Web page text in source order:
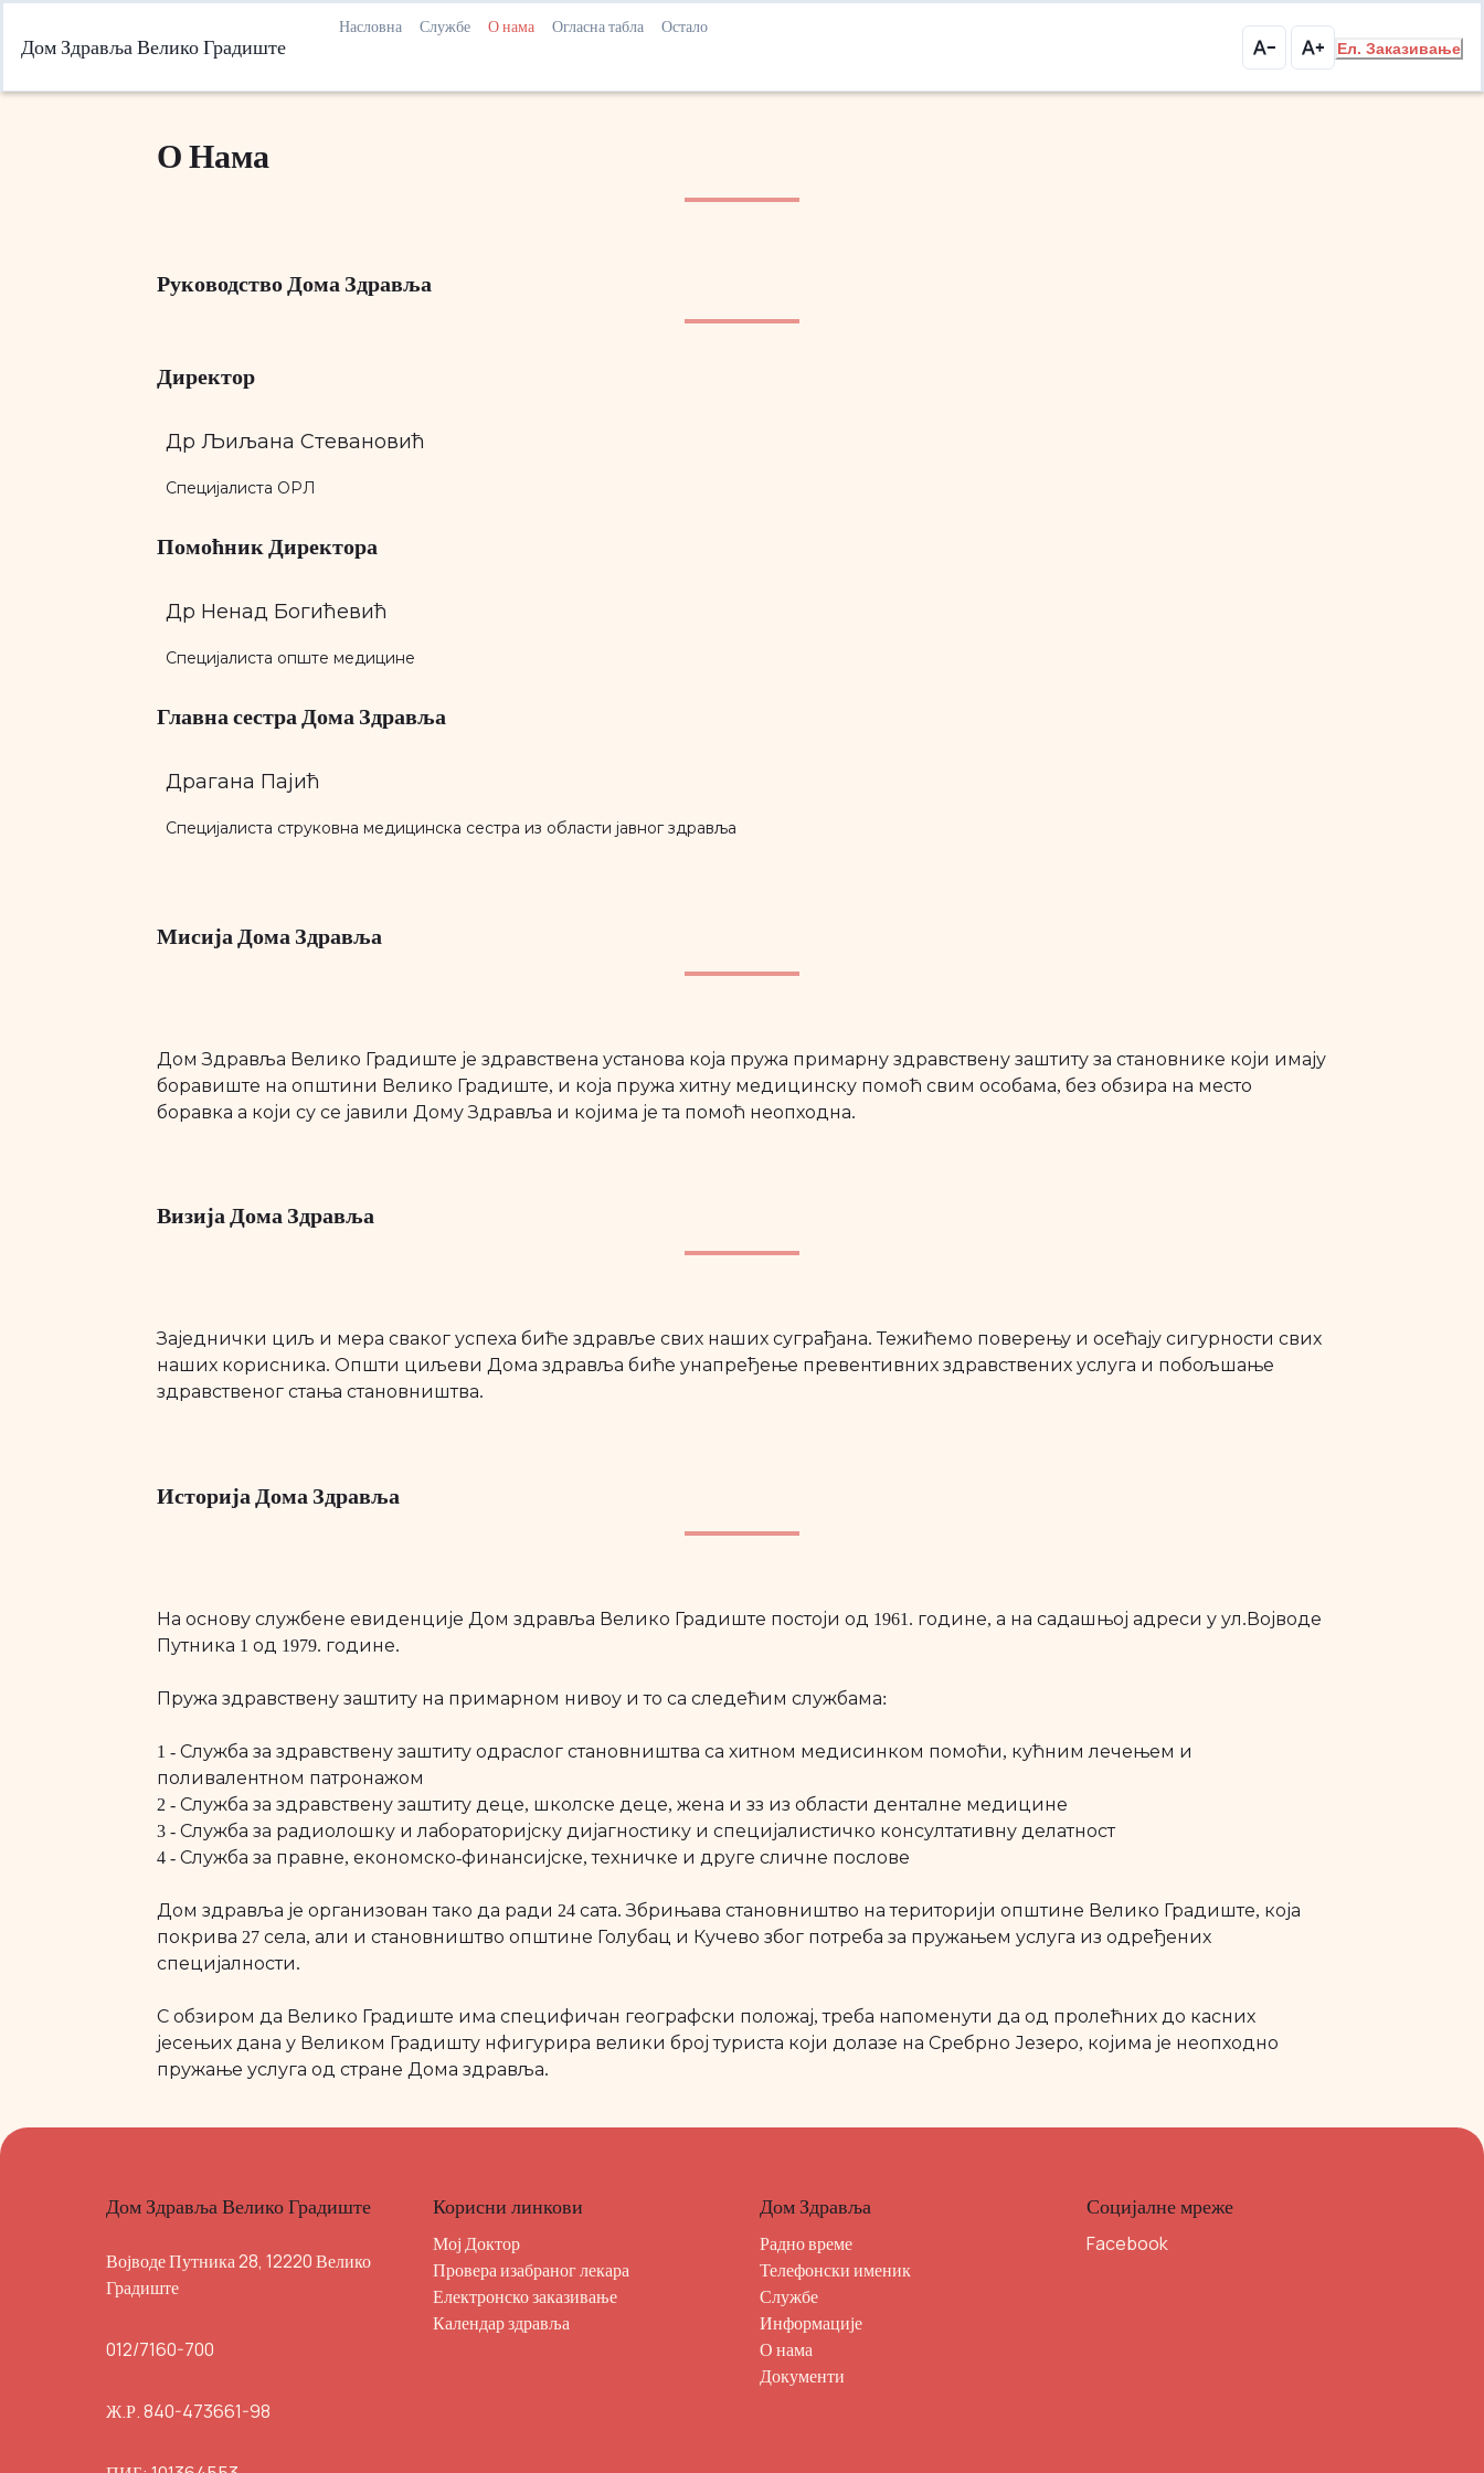
Дом Здравља Велико Градиште
Насловна Службе О нама Огласна табла Остало
Ел. Заказивање
О Нама
Руководство Дома Здравља
Директор
Др Љиљана Стевановић
Специјалиста ОРЛ
Помоћник Директора
Др Ненад Богићевић
Специјалиста опште медицине
Главна сестра Дома Здравља
Драгана Пајић
Специјалиста струковна медицинска сестра из области јавног здравља
Мисија Дома Здравља
Дом Здравља Велико Градиште је здравствена установа која пружа примарну здравствену заштиту за становнике који имају
боравиште на општини Велико Градиште, и која пружа хитну медицинску помоћ свим особама, без обзира на место
боравка а који су се јавили Дому Здравља и којима је та помоћ неопходна.
Визија Дома Здравља
Заједнички циљ и мера сваког успеха биће здравље свих наших суграђана. Тежићемо поверењу и осећају сигурности свих
наших корисника. Општи циљеви Дома здравља биће унапређење превентивних здравствених услуга и побољшање
здравственог стања становништва.
Историја Дома Здравља
На основу службене евиденције Дом здравља Велико Градиште постоји од 1961. године, а на садашњој адреси у ул.Војводе
Путника 1 од 1979. године.
Пружа здравствену заштиту на примарном нивоу и то са следећим службама:
1 - Служба за здравствену заштиту одраслог становништва са хитном медисинком помоћи, кућним лечењем и
поливалентном патронажом
2 - Служба за здравствену заштиту деце, школске деце, жена и зз из области денталне медицине
3 - Служба за радиолошку и лабораторијску дијагностику и специјалистичко консултативну делатност
4 - Служба за правне, економско-финансијске, техничке и друге сличне послове
Дом здравља је организован тако да ради 24 сата. Збрињава становништво на територији општине Велико Градиште, која
покрива 27 села, али и становништво општине Голубац и Кучево због потреба за пружањем услуга из одређених
специјалности.
С обзиром да Велико Градиште има специфичан географски положај, треба напоменути да од пролећних до касних
јесењих дана у Великом Градишту нфигурира велики број туриста који долазе на Сребрно Језеро, којима је неопходно
пружање услуга од стране Дома здравља.
Дом Здравља Велико Градиште
Војводе Путника 28, 12220 Велико
Градиште
012/7160-700
Ж.Р. 840-473661-98
Корисни линкови
Мој Доктор
Провера изабраног лекара
Електронско заказивање
Календар здравља
Дом Здравља
Радно време
Телефонски именик
Службе
Информације
О нама
Документи
Социјалне мреже
Facebook